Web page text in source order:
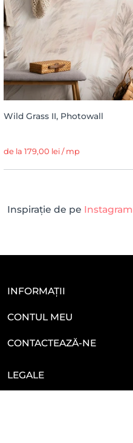
Wild Grass II, Photowall
de la 179,00 lei / mp
Inspirație de pe Instagram
INFORMAȚII
CONTUL MEU
CONTACTEAZĂ-NE
LEGALE